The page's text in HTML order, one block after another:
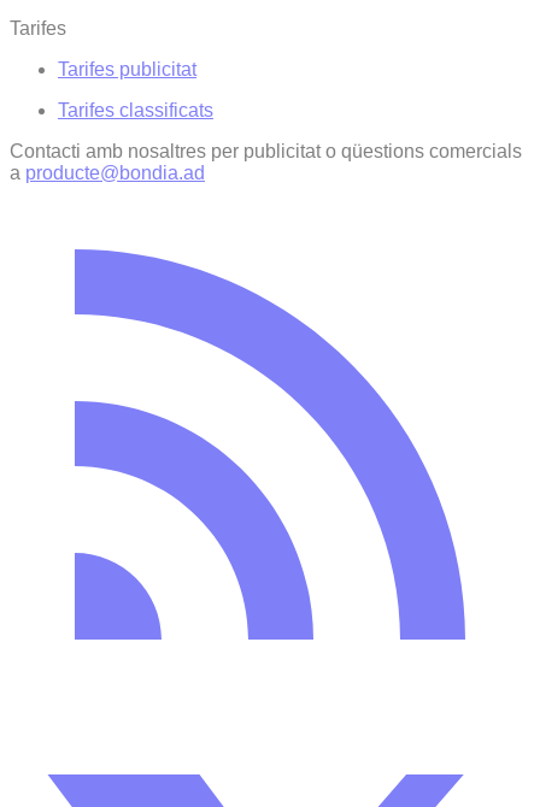
Tarifes
Tarifes publicitat
Tarifes classificats
Contacti amb nosaltres per publicitat o qüestions comercials
a producte@bondia.ad